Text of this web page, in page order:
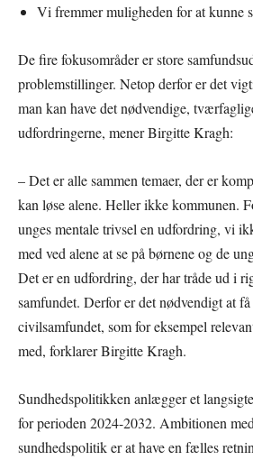
Vi fremmer muligheden for at kunne
De fire fokusområder er store
problemstillinger. Netop derfor er det
man kan have det nødvendige,
udfordringerne, mener Birgitte Kragh:
– Det er alle sammen temaer, der er
kan løse alene. Heller ikke kommunen.
unges mentale trivsel en udfordring, vi
med ved alene at se på børnene og de
Det er en udfordring, der har tråde ud i
samfundet. Derfor er det nødvendigt at
civilsamfundet, som for eksempel
med, forklarer Birgitte Kragh.
Sundhedspolitikken anlægger et
for perioden 2024-2032. Ambitionen
sundhedspolitik er at have en fælles